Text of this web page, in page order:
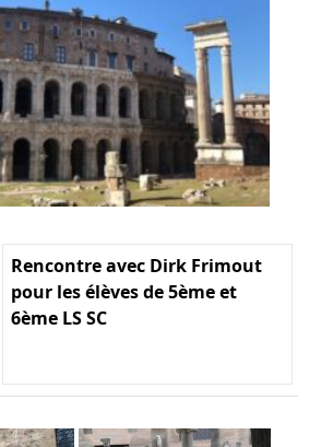
Rencontre avec Dirk Frimout
pour les élèves de 5ème et
6ème LS SC